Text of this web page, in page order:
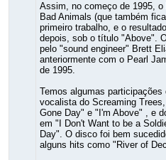
Assim, no começo de 1995,
Bad Animals (que também
primeiro trabalho, e o
depois, sob o título "Above".
pelo "sound engineer" Brett
anteriormente com o Pearl
de 1995.
Temos algumas
vocalista do Screaming
Gone Day" e "I'm Above" , e
em "I Don't Want to be a
Day". O disco foi bem
alguns hits como "River of